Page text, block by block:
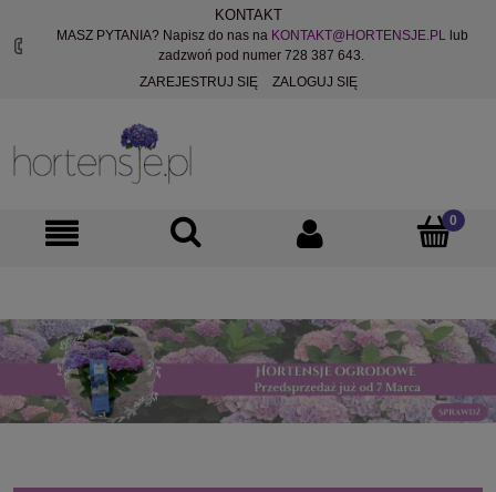
KONTAKT
MASZ PYTANIA? Napisz do nas na KONTAKT@HORTENSJE.PL lub
zadzwoń pod numer 728 387 643.
ZAREJESTRUJ SIĘ
ZALOGUJ SIĘ